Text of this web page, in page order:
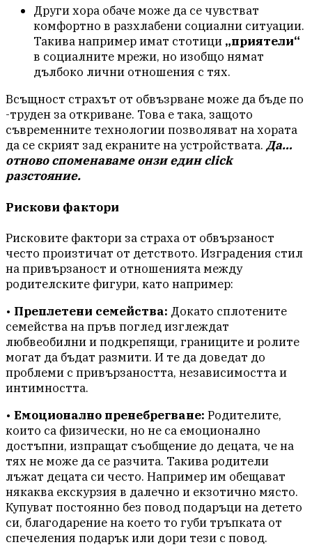
Други хора обаче може да се чувстват
комфортно в разхлабени социални ситуации.
Такива например имат стотици „приятели“
в социалните мрежи, но изобщо нямат
дълбоко лични отношения с тях.
Всъщност страхът от обвъзрване може да бъде по
-труден за откриване. Това е така, защото
съвременните технологии позволяват на хората
да се скрият зад екраните на устройствата. Да…
отново споменаваме онзи един click
разстояние.
Рискови фактори
Рисковите фактори за страха от обвързаност
често произтичат от детството. Изградения стил
на привързаност и отношенията между
родителските фигури, като например:
• Преплетени семейства: Докато сплотените
семейства на пръв поглед изглеждат
любвеобилни и подкрепящи, границите и ролите
могат да бъдат размити. И те да доведат до
проблеми с привързаността, независимостта и
интимността.
• Емоционално пренебрегване: Родителите,
които са физически, но не са емоционално
достъпни, изпращат съобщение до децата, че на
тях не може да се разчита. Такива родители
лъжат децата си често. Например им обещават
някаква екскурзия в далечно и екзотично място.
Купуват постоянно без повод подаръци на детето
си, благодарение на което то губи тръпката от
спечеления подарък или дори тези с повод.